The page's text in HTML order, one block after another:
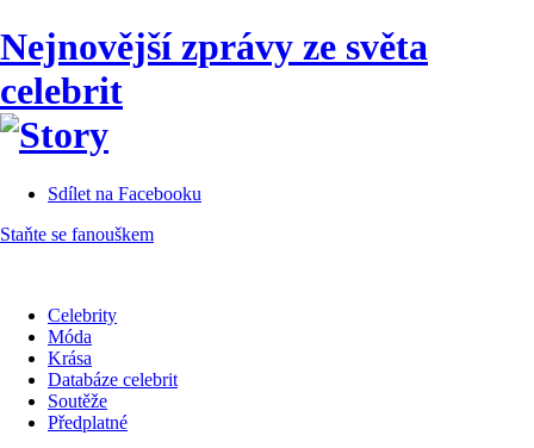
Nejnovější zprávy ze světa
celebrit
Sdílet na Facebooku
Staňte se fanouškem
Celebrity
Móda
Krása
Databáze celebrit
Soutěže
Předplatné